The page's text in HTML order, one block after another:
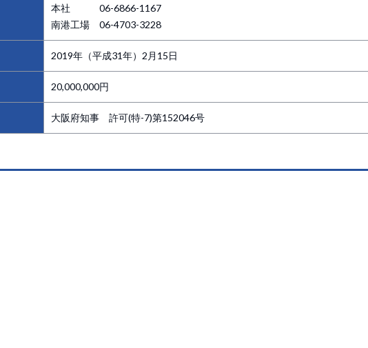
本社 06-6866-1167
南港工場 06-4703-3228
2019年（平成31年）2月15日
20,000,000円
大阪府知事 許可(特-7)第152046号